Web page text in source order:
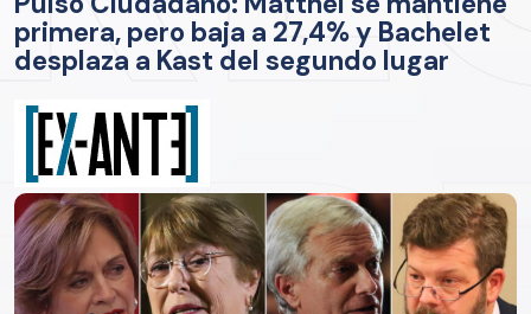
primera, pero baja a 27,4% y Bachelet
desplaza a Kast del segundo lugar